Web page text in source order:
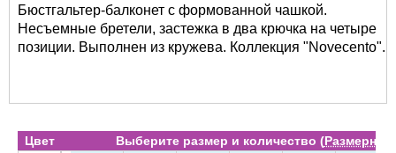
Бюстгальтер-балконет с формованной чашкой.
Несъемные бретели, застежка в два крючка на четыре
позиции. Выполнен из кружева. Коллекция "Novecento".
Цвет Выберите размер и количество (Размерная